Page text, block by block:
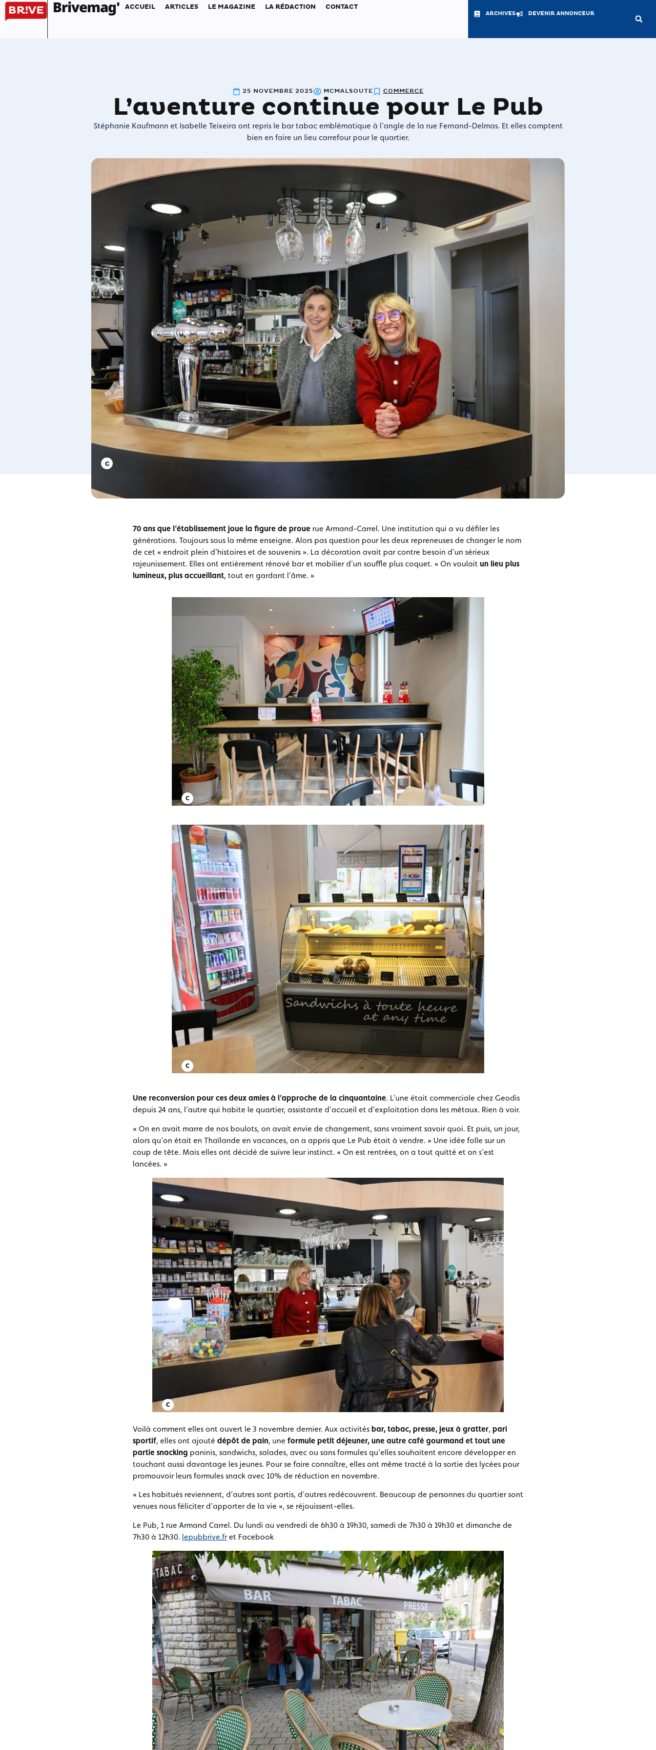
Brivemag' ACCUEIL ARTICLES LE MAGAZINE LA RÉDACTION CONTACT
ARCHIVES DEVENIR ANNONCEUR
25 NOVEMBRE 2025 MCMALSOUTE COMMERCE
L’aventure continue pour Le Pub
Stéphanie Kaufmann et Isabelle Teixeira ont repris le bar tabac emblématique à l’angle de la rue Fernand-Delmas. Et elles comptent
bien en faire un lieu carrefour pour le quartier.
70 ans que l’établissement joue la figure de proue rue Armand-Carrel. Une institution qui a vu défiler les
générations. Toujours sous la même enseigne. Alors pas question pour les deux repreneuses de changer le nom
de cet « endroit plein d’histoires et de souvenirs ». La décoration avait par contre besoin d’un sérieux
rajeunissement. Elles ont entièrement rénové bar et mobilier d’un souffle plus coquet. « On voulait un lieu plus
lumineux, plus accueillant, tout en gardant l’âme. »
Une reconversion pour ces deux amies à l’approche de la cinquantaine. L’une était commerciale chez Geodis
depuis 24 ans, l’autre qui habite le quartier, assistante d’accueil et d’exploitation dans les métaux. Rien à voir.
« On en avait marre de nos boulots, on avait envie de changement, sans vraiment savoir quoi. Et puis, un jour,
alors qu’on était en Thaïlande en vacances, on a appris que Le Pub était à vendre. » Une idée folle sur un
coup de tête. Mais elles ont décidé de suivre leur instinct. « On est rentrées, on a tout quitté et on s’est
lancées. »
Voilà comment elles ont ouvert le 3 novembre dernier. Aux activités bar, tabac, presse, jeux à gratter, pari
sportif, elles ont ajouté dépôt de pain, une formule petit déjeuner, une autre café gourmand et tout une
partie snacking paninis, sandwichs, salades, avec ou sans formules qu’elles souhaitent encore développer en
touchant aussi davantage les jeunes. Pour se faire connaître, elles ont même tracté à la sortie des lycées pour
promouvoir leurs formules snack avec 10% de réduction en novembre.
« Les habitués reviennent, d’autres sont partis, d’autres redécouvrent. Beaucoup de personnes du quartier sont
venues nous féliciter d’apporter de la vie », se réjouissent-elles.
Le Pub, 1 rue Armand Carrel. Du lundi au vendredi de 6h30 à 19h30, samedi de 7h30 à 19h30 et dimanche de
7h30 à 12h30. lepubbrive.fret Facebook